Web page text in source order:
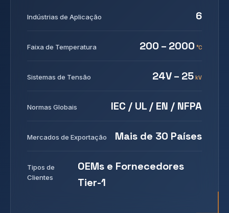
Indústrias de Aplicação 6
Faixa de Temperatura 200 – 2000 °C
Sistemas de Tensão 24V – 25 kV
Normas Globais IEC / UL / EN / NFPA
Mercados de Exportação Mais de 30 Países
Tipos de
Clientes
OEMs e Fornecedores
Tier-1